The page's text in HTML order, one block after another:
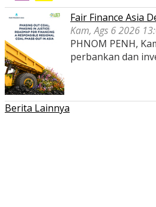
Fair Finance Asia
Kam, Ags 6 2026
PHNOM PENH,
perbankan dan
Berita Lainnya